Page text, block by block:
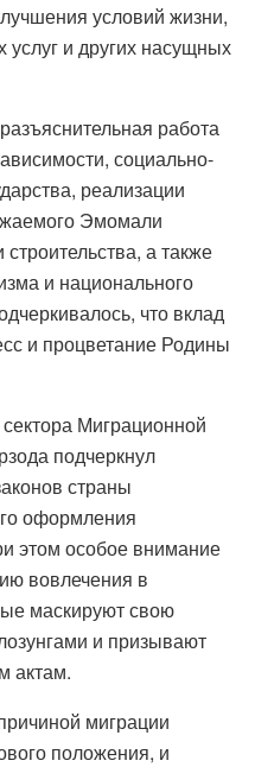
условий жизни,
услуг и других насущных
работа
социально-
реализации
Эмомали
а также
и национального
что вклад
и процветание Родины
Миграционной
подчеркнул
страны
оформления
этом особое внимание
вовлечения в
маскируют свою
и призывают
актам.
миграции
положения, и